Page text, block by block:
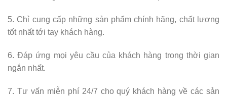
5. Chỉ cung cấp những sản phẩm chính hãng, chất lượng
tốt nhất tới tay khách hàng.
6. Đáp ứng mọi yêu cầu của khách hàng trong thời gian
ngắn nhất.
7. Tư vấn miễn phí 24/7 cho quý khách hàng về các sản